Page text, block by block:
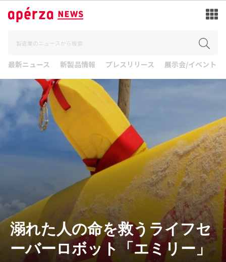
最新ニュース 新製品情報 プレスリリース 展示会/イベント
溺れた人の命を救うライフセ
ーバーロボット「エミリー」